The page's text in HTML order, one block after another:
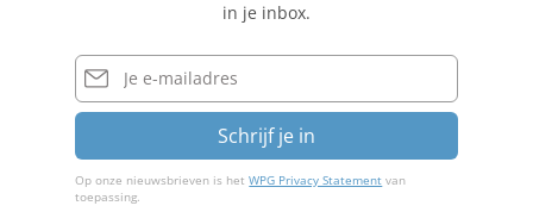
in je inbox.
E-
mailadres
Schrijf je in
Op onze nieuwsbrieven is hetWPG Privacy Statement van
toepassing.